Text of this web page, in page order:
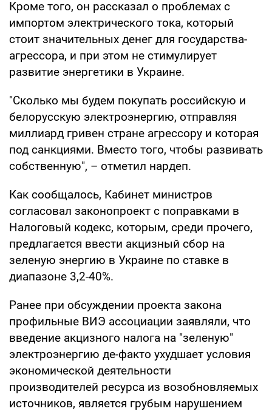
Кроме того, он рассказал о проблемах с
импортом электрического тока, который
стоит значительных денег для государства-
агрессора, и при этом не стимулирует
развитие энергетики в Украине.
"Сколько мы будем покупать российскую и
белорусскую электроэнергию, отправляя
миллиард гривен стране агрессору и которая
под санкциями. Вместо того, чтобы развивать
собственную", – отметил нардеп.
Как сообщалось, Кабинет министров
согласовал законопроект с поправками в
Налоговый кодекс, которым, среди прочего,
предлагается ввести акцизный сбор на
зеленую энергию в Украине по ставке в
диапазоне 3,2-40%.
Ранее при обсуждении проекта закона
профильные ВИЭ ассоциации заявляли, что
введение акцизного налога на "зеленую"
электроэнергию де-факто ухудшает условия
экономической деятельности
производителей ресурса из возобновляемых
источников, является грубым нарушением